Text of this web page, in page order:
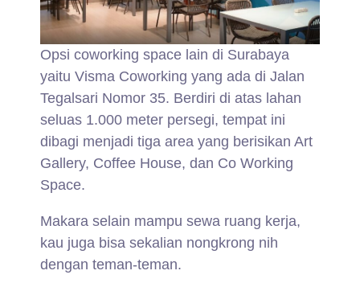
Opsi coworking space lain di Surabaya
yaitu Visma Coworking yang ada di Jalan
Tegalsari Nomor 35. Berdiri di atas lahan
seluas 1.000 meter persegi, tempat ini
dibagi menjadi tiga area yang berisikan Art
Gallery, Coffee House, dan Co Working
Space.
Makara selain mampu sewa ruang kerja,
kau juga bisa sekalian nongkrong nih
dengan teman-teman.